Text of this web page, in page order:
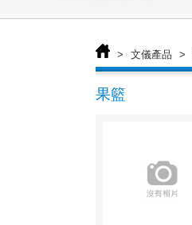
> 文儀產品 >
果籃